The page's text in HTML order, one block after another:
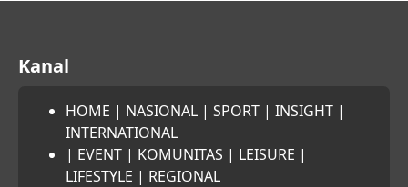
Kanal
HOME | NASIONAL | SPORT | INSIGHT |
INTERNATIONAL
| EVENT | KOMUNITAS | LEISURE |
LIFESTYLE | REGIONAL